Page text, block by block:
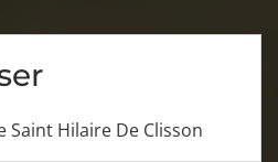
Saint Hilaire De Clisson